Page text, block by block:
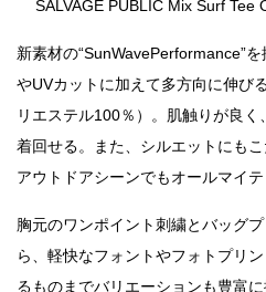
SALVAGE PUBLIC Mix Surf
新素材の“SunWavePerformance”
やUVカットに加えて多方向に伸び
リエステル100％）。肌触りが良
着回せる。また、シルエットにも
アウトドアシーンでもオールマイテ
胸元のワンポイント刺繍とバッグ
ら、軽快なフォントやフォトプリ
るものまでバリエーションも豊富に